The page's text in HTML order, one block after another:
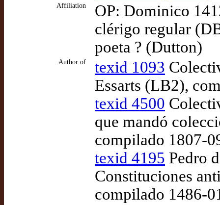
Affiliation
OP: Dominico
clérigo regular
poeta ? (Dutton)
Author of texid 1093
Essarts (LB2),
texid 4500
que mandó
compilado 1807-
texid 4195 Pedro
Constituciones
compilado 1486-